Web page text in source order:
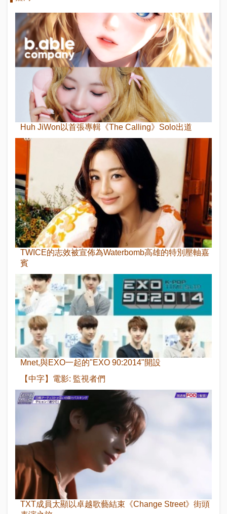
Huh JiWon以首張專輯《The Calling》Solo出道
TWICE的志效被宣佈為Waterbomb高雄的特別壓軸嘉
賓
Mnet,與EXO一起的"EXO 90:2014"開設
【中字】電影: 監視者們
TXT成員太顯以卓越歌藝結束《Change Street》街頭